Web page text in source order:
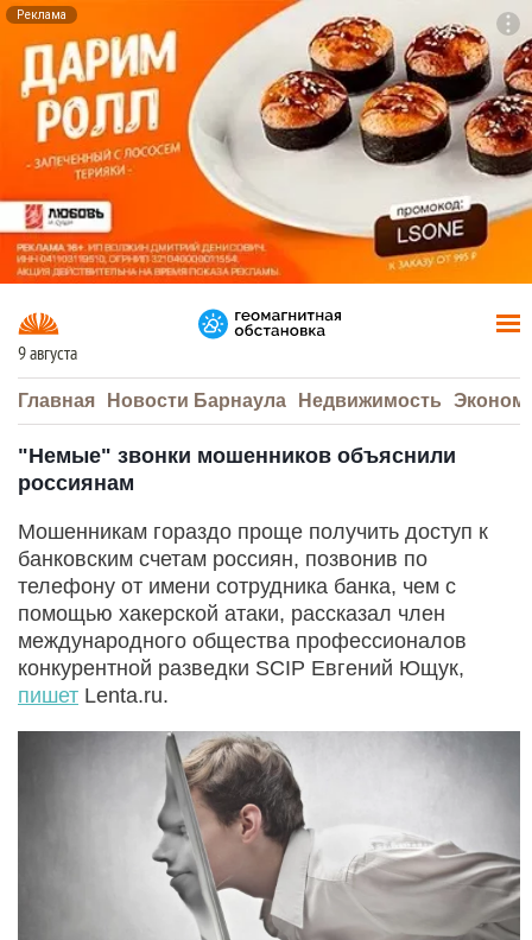
Реклама
9 августа
Главная Новости Барнаула Недвижимость
"Немые" звонки мошенников объяснили
россиянам
Мошенникам гораздо проще получить доступ к
банковским счетам россиян, позвонив по
телефону от имени сотрудника банка, чем с
помощью хакерской атаки, рассказал член
международного общества профессионалов
конкурентной разведки SCIP Евгений Ющук,
пишет Lenta.ru.